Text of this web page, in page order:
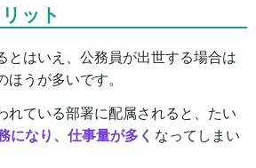
ット
とはいえ、公務員が出世する場合は
うが多いです。
れている部署に配属されると、たい
になり、仕事量が多く なってしまい